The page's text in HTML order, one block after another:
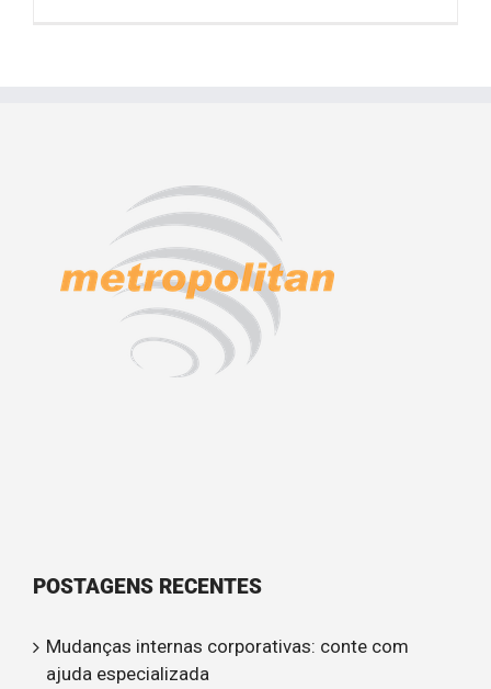
POSTAGENS RECENTES
Mudanças internas corporativas: conte com
ajuda especializada